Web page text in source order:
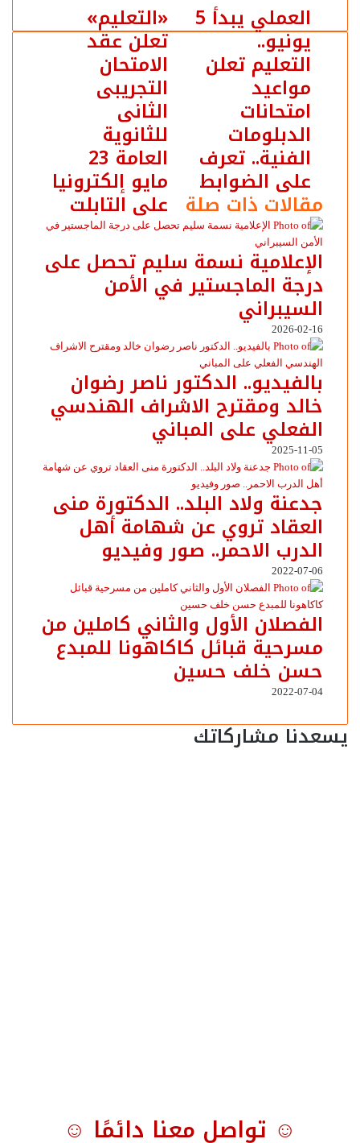
«التعليم»
تعلن عقد
الامتحان
التجريبى
الثانى
للثانوية
العامة 23
مايو إلكترونيا
على التابلت
العملي يبدأ 5
يونيو..
التعليم تعلن
مواعيد
امتحانات
الدبلومات
الفنية.. تعرف
على الضوابط
مقالات ذات صلة
الإعلامية نسمة سليم تحصل على
درجة الماجستير في الأمن
السيبراني
2026-02-16
بالفيديو.. ‎الدكتور ناصر رضوان
خالد ومقترح الاشراف الهندسي
الفعلي على المباني
2025-11-05
جدعنة ولاد البلد.. الدكتورة منى
العقاد تروي عن شهامة أهل
الدرب الاحمر.. صور وفيديو
2022-07-06
الفصلان الأول والثاني كاملين من
مسرحية قبائل كاكاهونا للمبدع
حسن خلف حسين
2022-07-04
يسعدنا مشاركاتك
☺ تواصل معنا دائمًا ☺